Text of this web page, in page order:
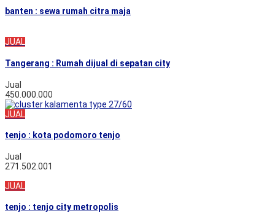
banten : sewa rumah citra maja
JUAL
Tangerang : Rumah dijual di sepatan city
Jual
450.000.000
JUAL
tenjo : kota podomoro tenjo
Jual
271.502.001
JUAL
tenjo : tenjo city metropolis